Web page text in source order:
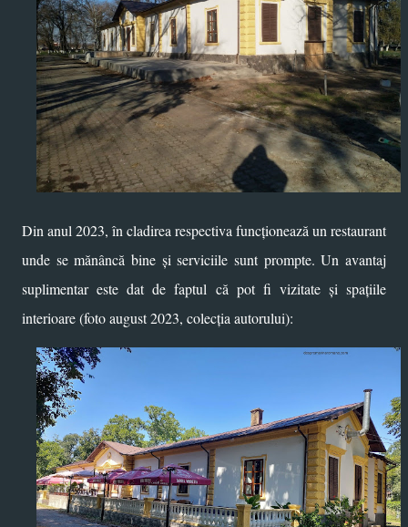
Din anul 2023, în cladirea respectiva funcționează un restaurant
unde se mănâncă bine și serviciile sunt prompte. Un avantaj
suplimentar este dat de faptul că pot fi vizitate și spațiile
interioare (foto august 2023, colecția autorului):